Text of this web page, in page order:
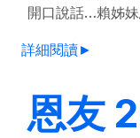
開口說話…賴姊
詳細閱讀►
恩友